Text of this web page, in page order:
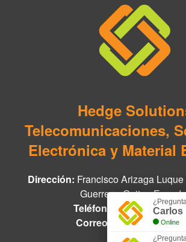
Hedge
Telecomunicaciones,
Electrónica y Material
Dirección: Francisco Arizaga
Guerrero, Quito -
Teléfono:
+593 97 978
Correo:
Carlos
Online